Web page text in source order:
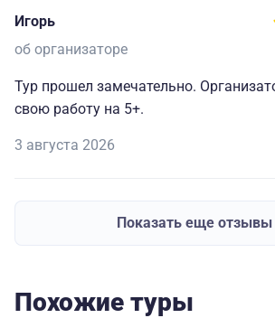
Игорь
об организаторе
Тур прошел замечательно.
свою работу на 5+.
3 августа 2026
Показать еще отзывы
Похожие туры